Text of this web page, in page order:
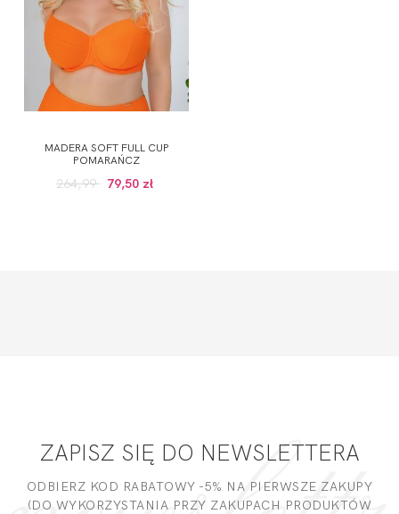
MADERA SOFT FULL CUP
POMARAŃCZ
264,99 79,50 zł
ZAPISZ SIĘ DO NEWSLETTERA
ODBIERZ KOD RABATOWY -5% NA PIERWSZE ZAKUPY
(DO WYKORZYSTANIA PRZY ZAKUPACH PRODUKTÓW